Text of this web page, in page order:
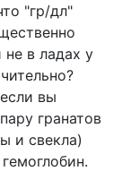
"гр/дл"
в ладах у
вы
гранатов
и свекла)